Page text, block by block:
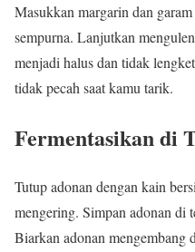
Masukkan margarin dan
sempurna. Lanjutkan
menjadi halus dan tidak
tidak pecah saat kamu tarik.
Fermentasikan di
Tutup adonan dengan kain
mengering. Simpan adonan di
Biarkan adonan